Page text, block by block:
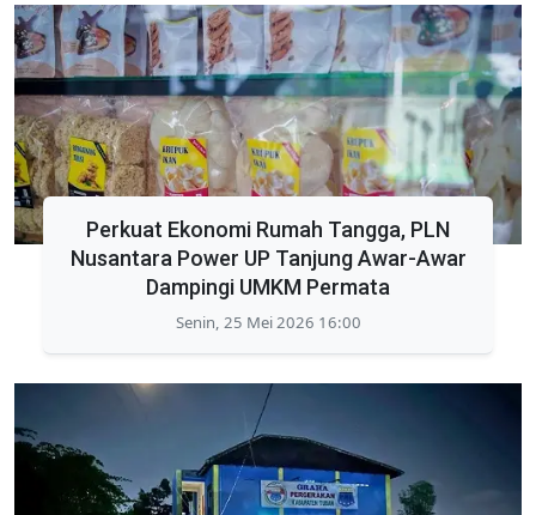
Perkuat Ekonomi Rumah Tangga, PLN
Nusantara Power UP Tanjung Awar-Awar
Dampingi UMKM Permata
Senin, 25 Mei 2026 16:00